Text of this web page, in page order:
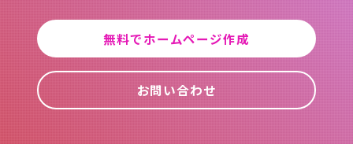
無料でホームページ作成
お問い合わせ